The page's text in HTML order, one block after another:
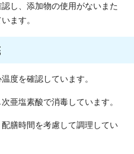
し、添加物の使用がないまた
ます。
度を確認しています。
亜塩素酸で消毒しています。
膳時間を考慮して調理してい